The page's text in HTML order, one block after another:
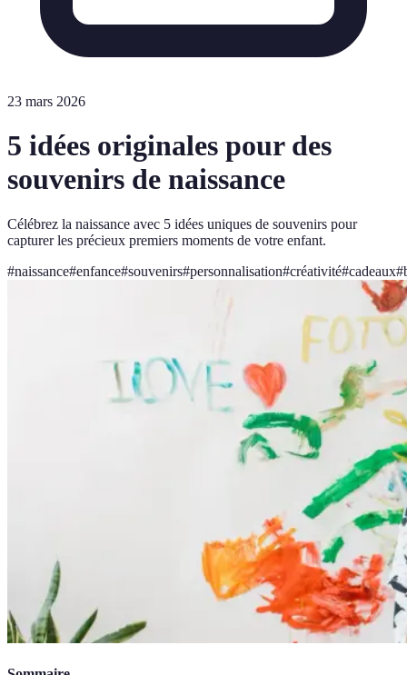
23 mars 2026
5 idées originales pour des
souvenirs de naissance
Célébrez la naissance avec 5 idées uniques de souvenirs pour
capturer les précieux premiers moments de votre enfant.
#naissance#enfance#souvenirs#personnalisation#créativité#cadeaux#